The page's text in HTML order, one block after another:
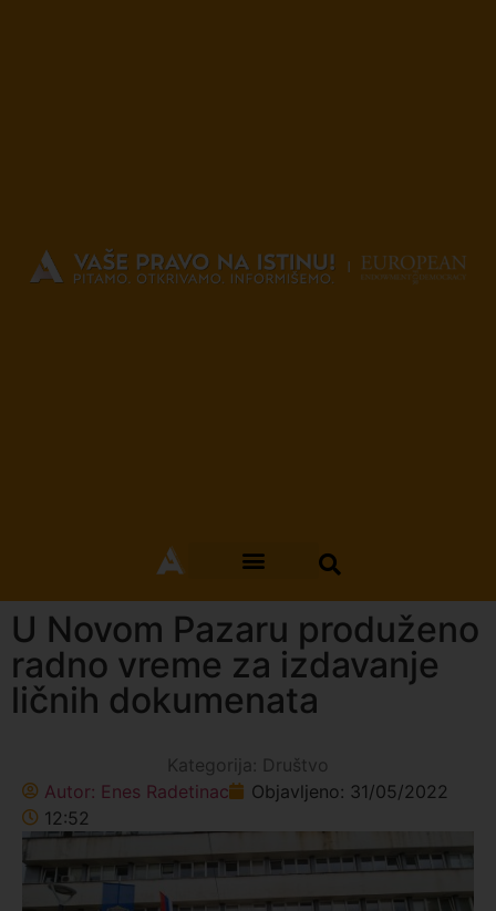
U Novom Pazaru produženo
radno vreme za izdavanje
ličnih dokumenata
Kategorija: Društvo
Autor: Enes Radetinac Objavljeno: 31/05/2022
12:52